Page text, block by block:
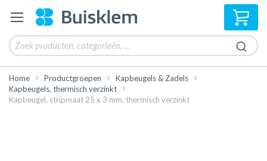
Home Productgroepen
Kapbeugels & Zadels
Kapbeugels, thermisch verzinkt
Kapbeugel, stripmaat 25 x 3 mm, thermisch verzinkt